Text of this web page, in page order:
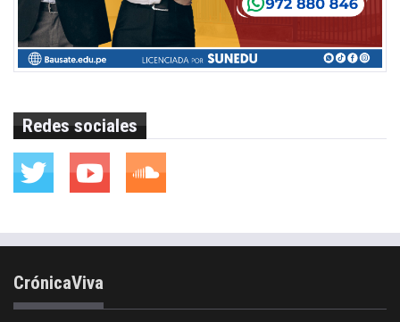
Redes sociales
CrónicaViva